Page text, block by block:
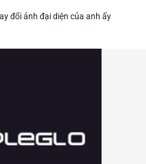
đổi ảnh đại diện của anh ấy